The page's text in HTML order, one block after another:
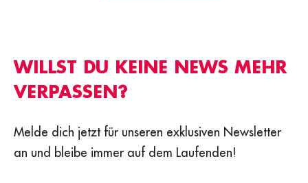
WILLST DU KEINE NEWS MEHR
VERPASSEN?
Melde dich jetzt für unseren exklusiven Newsletter
an und bleibe immer auf dem Laufenden!